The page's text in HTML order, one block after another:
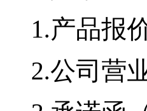
1.产品报
2.公司营